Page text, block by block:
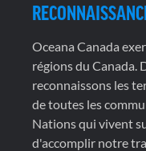
Oceana Canada
régions du Canada.
reconnaissons les
de toutes les
Nations qui vivent
d'accomplir notre